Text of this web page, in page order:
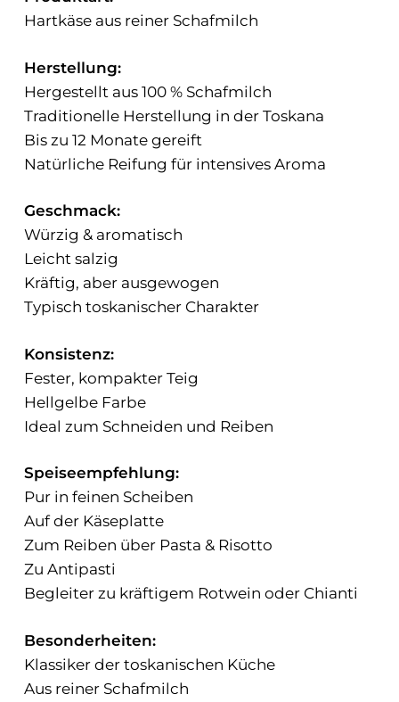
Hartkäse aus reiner Schafmilch
Herstellung:
Hergestellt aus 100 % Schafmilch
Traditionelle Herstellung in der Toskana
Bis zu 12 Monate gereift
Natürliche Reifung für intensives Aroma
Geschmack:
Würzig & aromatisch
Leicht salzig
Kräftig, aber ausgewogen
Typisch toskanischer Charakter
Konsistenz:
Fester, kompakter Teig
Hellgelbe Farbe
Ideal zum Schneiden und Reiben
Speiseempfehlung:
Pur in feinen Scheiben
Auf der Käseplatte
Zum Reiben über Pasta & Risotto
Zu Antipasti
Begleiter zu kräftigem Rotwein oder Chianti
Besonderheiten:
Klassiker der toskanischen Küche
Aus reiner Schafmilch